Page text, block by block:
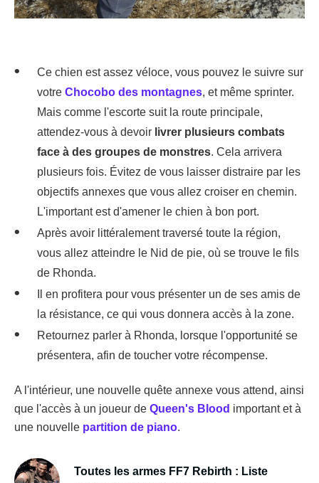
Ce chien est assez véloce, vous pouvez le suivre sur
votre Chocobo des montagnes, et même sprinter.
Mais comme l'escorte suit la route principale,
attendez-vous à devoir livrer plusieurs combats
face à des groupes de monstres. Cela arrivera
plusieurs fois. Évitez de vous laisser distraire par les
objectifs annexes que vous allez croiser en chemin.
L'important est d'amener le chien à bon port.
Après avoir littéralement traversé toute la région,
vous allez atteindre le Nid de pie, où se trouve le fils
de Rhonda.
Il en profitera pour vous présenter un de ses amis de
la résistance, ce qui vous donnera accès à la zone.
Retournez parler à Rhonda, lorsque l'opportunité se
présentera, afin de toucher votre récompense.
A l'intérieur, une nouvelle quête annexe vous attend, ainsi
que l'accès à un joueur de Queen's Blood important et à
une nouvelle partition de piano.
Toutes les armes FF7 Rebirth : Liste